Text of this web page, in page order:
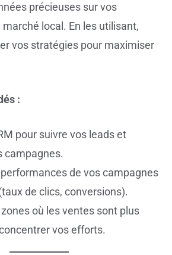
précieuses sur vos
local. En les utilisant,
vos stratégies pour maximiser
:
pour suivre vos leads et
campagnes.
de vos campagnes
de clics, conversions).
où les ventes sont plus
vos efforts.